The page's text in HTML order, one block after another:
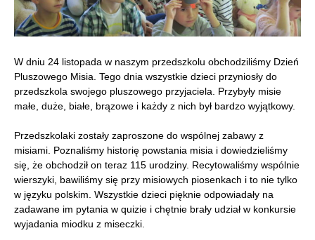
W dniu 24 listopada w naszym przedszkolu obchodziliśmy Dzień
Pluszowego Misia. Tego dnia wszystkie dzieci przyniosły do
przedszkola swojego pluszowego przyjaciela. Przybyły misie
małe, duże, białe, brązowe i każdy z nich był bardzo wyjątkowy.
Przedszkolaki zostały zaproszone do wspólnej zabawy z
misiami. Poznaliśmy historię powstania misia i dowiedzieliśmy
się, że obchodził on teraz 115 urodziny. Recytowaliśmy wspólnie
wierszyki, bawiliśmy się przy misiowych piosenkach i to nie tylko
w języku polskim. Wszystkie dzieci pięknie odpowiadały na
zadawane im pytania w quizie i chętnie brały udział w konkursie
wyjadania miodku z miseczki.